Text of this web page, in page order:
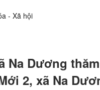
- Xã hội
Na Dương
2, xã Na